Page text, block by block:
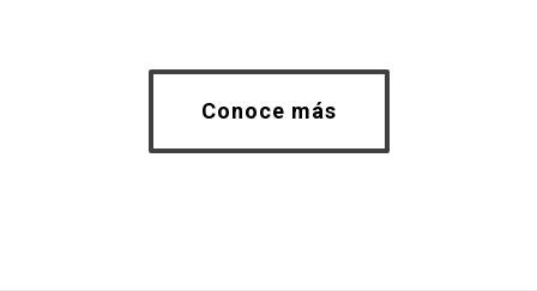
Conoce más